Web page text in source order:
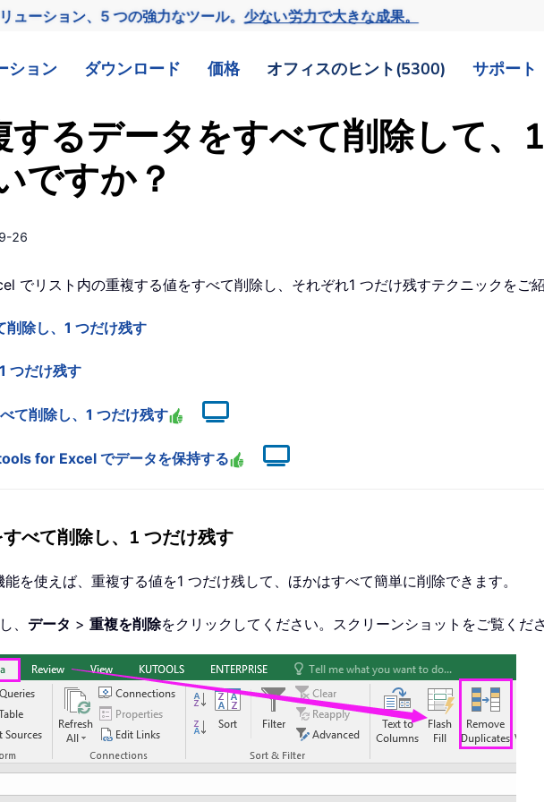
ューション、5 つの強力なツール。少ない労力で大きな成果。
ション ダウンロード 価格 オフィスのヒント(5300) サポート
するデータをすべて削除して、
ですか？
26
でリスト内の重複する値をすべて削除し、それぞれ1 つだけ残すテクニックをご
削除し、1 つだけ残す
つだけ残す
て削除し、1 つだけ残す
for Excel でデータを保持する
べて削除し、1 つだけ残す
を使えば、重複する値を1 つだけ残して、ほかはすべて簡単に削除できます。
、 データ > 重複を削除をクリックしてください。スクリーンショットをご覧くだ